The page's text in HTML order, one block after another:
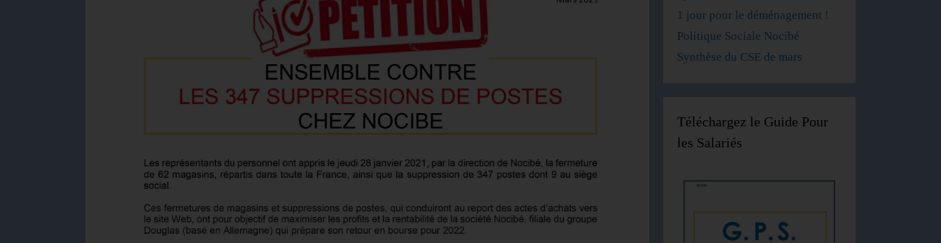
1 jour pour le déménagement !
Politique Sociale Nocibé
Synthèse du CSE de mars
Téléchargez le Guide Pour
les Salariés